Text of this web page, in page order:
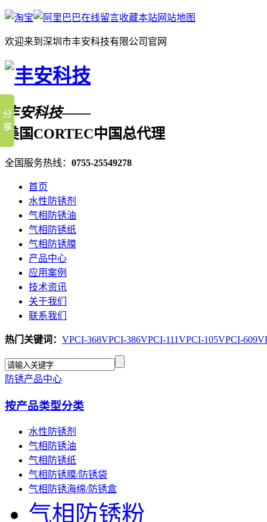
在线留言收藏本站网站地图
欢迎来到深圳市丰安科技有限公司官网
丰安科技——
美国CORTEC中国总代理
全国服务热线： 0755-25549278
首页
水性防锈剂
气相防锈油
气相防锈纸
气相防锈膜
产品中心
应用案例
技术资讯
关于我们
联系我们
热门关键词： VPCI-368VPCI-386VPCI-111VPCI-105VPCI-609
防锈产品中心
按产品类型分类
水性防锈剂
气相防锈油
气相防锈纸
气相防锈膜/防锈袋
气相防锈海绵/防锈盒
气相防锈粉